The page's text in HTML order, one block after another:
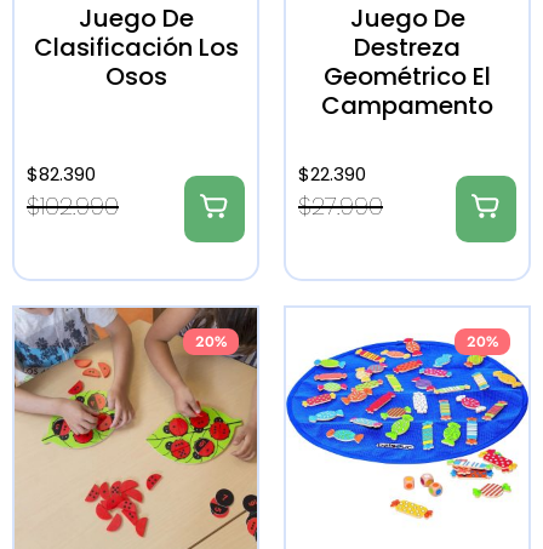
Juego De
Clasificación Los
Osos
$102.990
$82.390
Juego De
Destreza
Geométrico El
Campamento
$27.990
$22.390
20% 20%